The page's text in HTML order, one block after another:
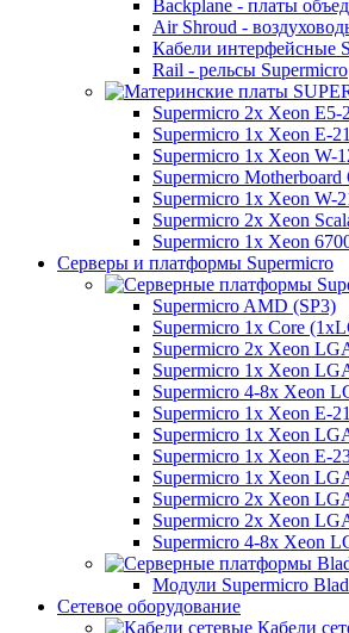
Backplane - платы
Air Shroud -
Кабели интерфейсные
Rail - рельсы Supermicro
Supermicro 2x Xeon
Supermicro 1x Xeon E-
Supermicro 1x Xeon W-
Supermicro Motherboard
Supermicro 1x Xeon W-
Supermicro 2x Xeon
Supermicro 1x Xeon
Серверы и платформы Supermicro
Supermicro AMD (SP3)
Supermicro 1x Core
Supermicro 2x Xeon
Supermicro 1x Xeon
Supermicro 4-8x Xeon
Supermicro 1x Xeon E-
Supermicro 1x Xeon
Supermicro 1x Xeon E-
Supermicro 1x Xeon
Supermicro 2x Xeon
Supermicro 2x Xeon
Supermicro 4-8x Xeon
Модули Supermicro
Сетевое оборудование
Кабели